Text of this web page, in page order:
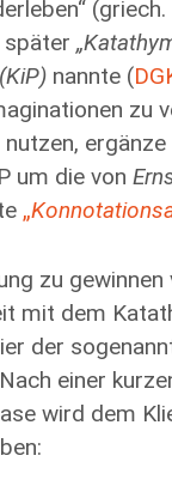
später
nannte (
zu
ergänze
um die von
„
zu gewinnen
mit dem
der
einer
wird dem